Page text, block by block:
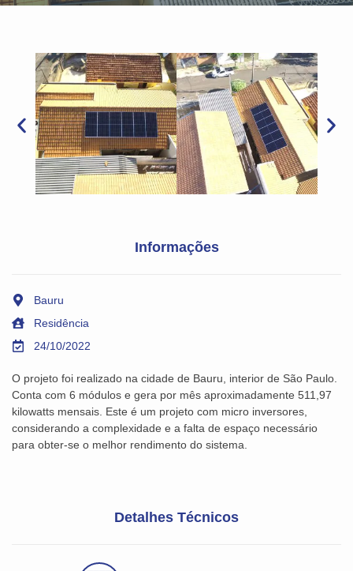
Informações
Bauru
Residência
24/10/2022
O projeto foi realizado na cidade de Bauru, interior de São Paulo.
Conta com 6 módulos e gera por mês aproximadamente 511,97
kilowatts mensais. Este é um projeto com micro inversores,
considerando a complexidade e a falta de espaço necessário
para obter-se o melhor rendimento do sistema.
Detalhes Técnicos